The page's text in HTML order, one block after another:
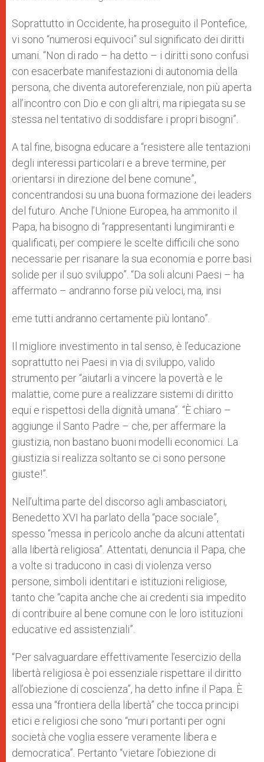
Soprattutto in Occidente, ha proseguito il Pontefice,
vi sono “numerosi equivoci” sul significato dei diritti
umani. “Non di rado – ha detto – i diritti sono confusi
con esacerbate manifestazioni di autonomia della
persona, che diventa autoreferenziale, non più aperta
all’incontro con Dio e con gli altri, ma ripiegata su se
stessa nel tentativo di soddisfare i propri bisogni”.
A tal fine, bisogna educare a “resistere alle tentazioni
degli interessi particolari e a breve termine, per
orientarsi in direzione del bene comune”,
concentrandosi su una buona formazione dei leaders
del futuro. Anche l’Unione Europea, ha ammonito il
Papa, ha bisogno di “rappresentanti lungimiranti e
qualificati, per compiere le scelte difficili che sono
necessarie per risanare la sua economia e porre basi
solide per il suo sviluppo”. “Da soli alcuni Paesi – ha
affermato – andranno forse più veloci, ma, insi
eme tutti andranno certamente più lontano”.
Il migliore investimento in tal senso, è l’educazione
soprattutto nei Paesi in via di sviluppo, valido
strumento per “aiutarli a vincere la povertà e le
malattie, come pure a realizzare sistemi di diritto
equi e rispettosi della dignità umana”. “È chiaro –
aggiunge il Santo Padre – che, per affermare la
giustizia, non bastano buoni modelli economici. La
giustizia si realizza soltanto se ci sono persone
giuste!”.
Nell’ultima parte del discorso agli ambasciatori,
Benedetto XVI ha parlato della “pace sociale”,
spesso “messa in pericolo anche da alcuni attentati
alla libertà religiosa”. Attentati, denuncia il Papa, che
a volte si traducono in casi di violenza verso
persone, simboli identitari e istituzioni religiose,
tanto che “capita anche che ai credenti sia impedito
di contribuire al bene comune con le loro istituzioni
educative ed assistenziali”.
“Per salvaguardare effettivamente l’esercizio della
libertà religiosa è poi essenziale rispettare il diritto
all’obiezione di coscienza”, ha detto infine il Papa. È
essa una “frontiera della libertà” che tocca principi
etici e religiosi che sono “muri portanti per ogni
società che voglia essere veramente libera e
democratica”. Pertanto “vietare l’obiezione di